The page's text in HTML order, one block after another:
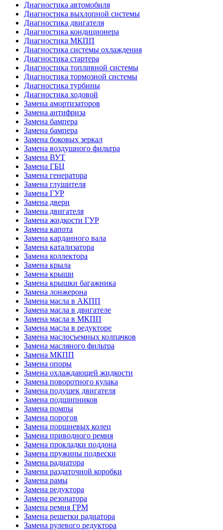
Диагностика автомобиля
Диагностика выхлопной системы
Диагностика двигателя
Диагностика кондиционера
Диагностика МКПП
Диагностика системы охлаждения
Диагностика стартера
Диагностика топливной системы
Диагностика тормозной системы
Диагностика турбины
Диагностика ходовой
Замена амортизаторов
Замена антифриза
Замена бампера
Замена бампера
Замена боковых зеркал
Замена воздушного фильтра
Замена ВУТ
Замена ГБЦ
Замена генератора
Замена глушителя
Замена ГУР
Замена двери
Замена двигателя
Замена жидкости ГУР
Замена капота
Замена карданного вала
Замена катализатора
Замена коллектора
Замена крыла
Замена крыши
Замена крышки багажника
Замена лонжерона
Замена масла в АКПП
Замена масла в двигателе
Замена масла в МКПП
Замена масла в редукторе
Замена маслосъемных колпачков
Замена масляного фильтра
Замена МКПП
Замена опоры
Замена охлаждающей жидкости
Замена поворотного кулака
Замена подушек двигателя
Замена подшипников
Замена помпы
Замена порогов
Замена поршневых колец
Замена приводного ремня
Замена прокладки поддона
Замена пружины подвески
Замена радиатора
Замена раздаточной коробки
Замена рамы
Замена редуктора
Замена резонатора
Замена ремня ГРМ
Замена решетки радиатора
Замена рулевого редуктора